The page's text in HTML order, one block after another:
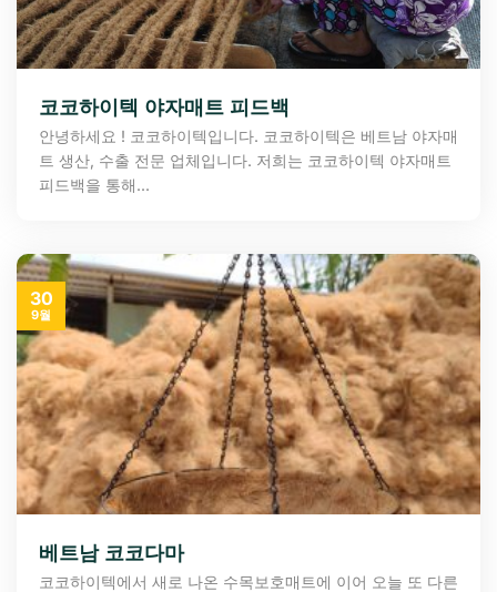
코코하이텍 야자매트 피드백
안녕하세요 ! 코코하이텍입니다. 코코하이텍은 베트남 야자매
트 생산, 수출 전문 업체입니다. 저희는 코코하이텍 야자매트
피드백을 통해...
베트남 코코다마
코코하이텍에서 새로 나온 수목보호매트에 이어 오늘 또 다른
30
9월